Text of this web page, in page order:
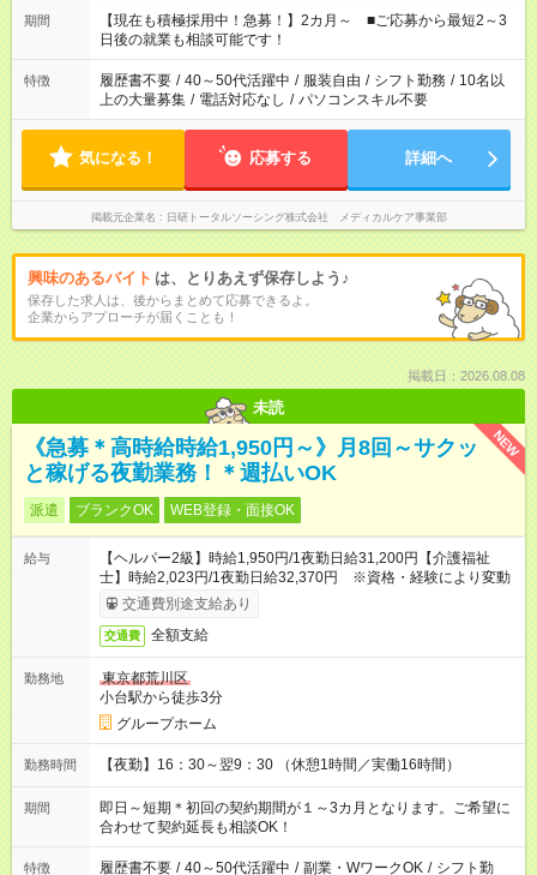
たくない」 など、ご希望を教えてくださいね。 ※Wワーク希望
の方へ 今ご覧のお仕事で希望する勤務時間と、もう1つのお仕事
の勤務時間。 合計で週40時間を超える場合は応募できません。
期間
【現在も積極採用中！急募！】2カ月～ ■ご応募から最短2～3
日後の就業も相談可能です！
特徴 履歴書不要 / 40～50代活躍中 / 服装自由 / シフト勤務 / 10名以
上の大量募集 / 電話対応なし / パソコンスキル不要
気になる！ 応募する 詳細へ
掲載元企業名 日研トータルソーシング株式会社 メディカルケア事業部
興味のあるバイト は、とりあえず保存しよう♪
保存した求人は、後からまとめて応募できるよ。
企業からアプローチが届くことも！
掲載日：2026.08.08
未読
NEW
《急募＊高時給時給1,950円～》月8回～サクッ
と稼げる夜勤業務！＊週払いOK
派遣 ブランクOK WEB登録・面接OK
給与
【ヘルパー2級】時給1,950円/1夜勤日給31,200円【介護福祉
士】時給2,023円/1夜勤日給32,370円 ※資格・経験により変動
交通費別途支給あり
交通費 全額支給
勤務地
東京都荒川区
小台駅から徒歩3分
グループホーム
勤務時間 【夜勤】16：30～翌9：30 （休憩1時間／実働16時間）
期間
即日～短期＊初回の契約期間が１～3カ月となります。ご希望に
合わせて契約延長も相談OK！
特徴 履歴書不要 / 40～50代活躍中 / 副業・WワークOK / シフト勤